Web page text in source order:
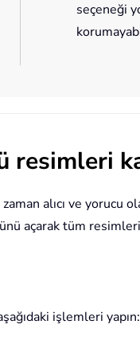
seçeneği
resimleri
alıcı ve
açarak tüm
işlemleri yapın: